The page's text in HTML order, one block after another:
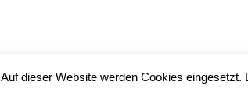
Auf dieser Website werden Cookies